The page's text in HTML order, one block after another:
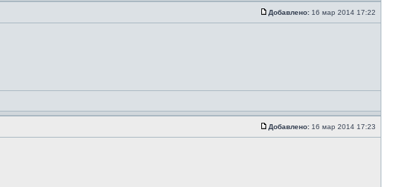
Добавлено: 16 мар 2014 17:22
Добавлено: 16 мар 2014 17:23